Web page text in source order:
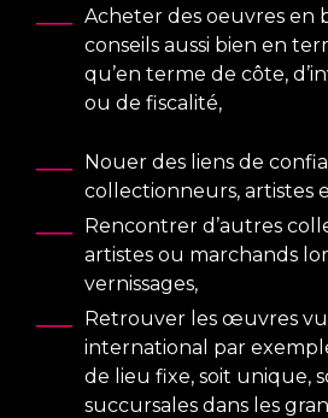
Acheter des oeuvres en
conseils aussi bien en
qu’en terme de côte,
ou de fiscalité,
Nouer des liens de
collectionneurs, artistes
Rencontrer d’autres
artistes ou marchands
vernissages,
Retrouver les œuvres
international par
de lieu fixe, soit unique,
succursales dans les